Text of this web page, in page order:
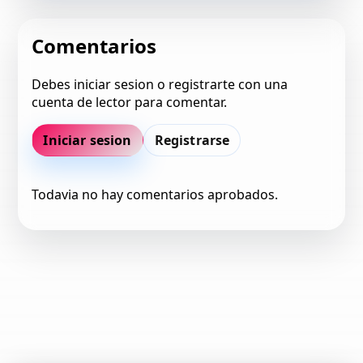
Comentarios
Debes iniciar sesion o registrarte con una
cuenta de lector para comentar.
Iniciar sesion Registrarse
Todavia no hay comentarios aprobados.